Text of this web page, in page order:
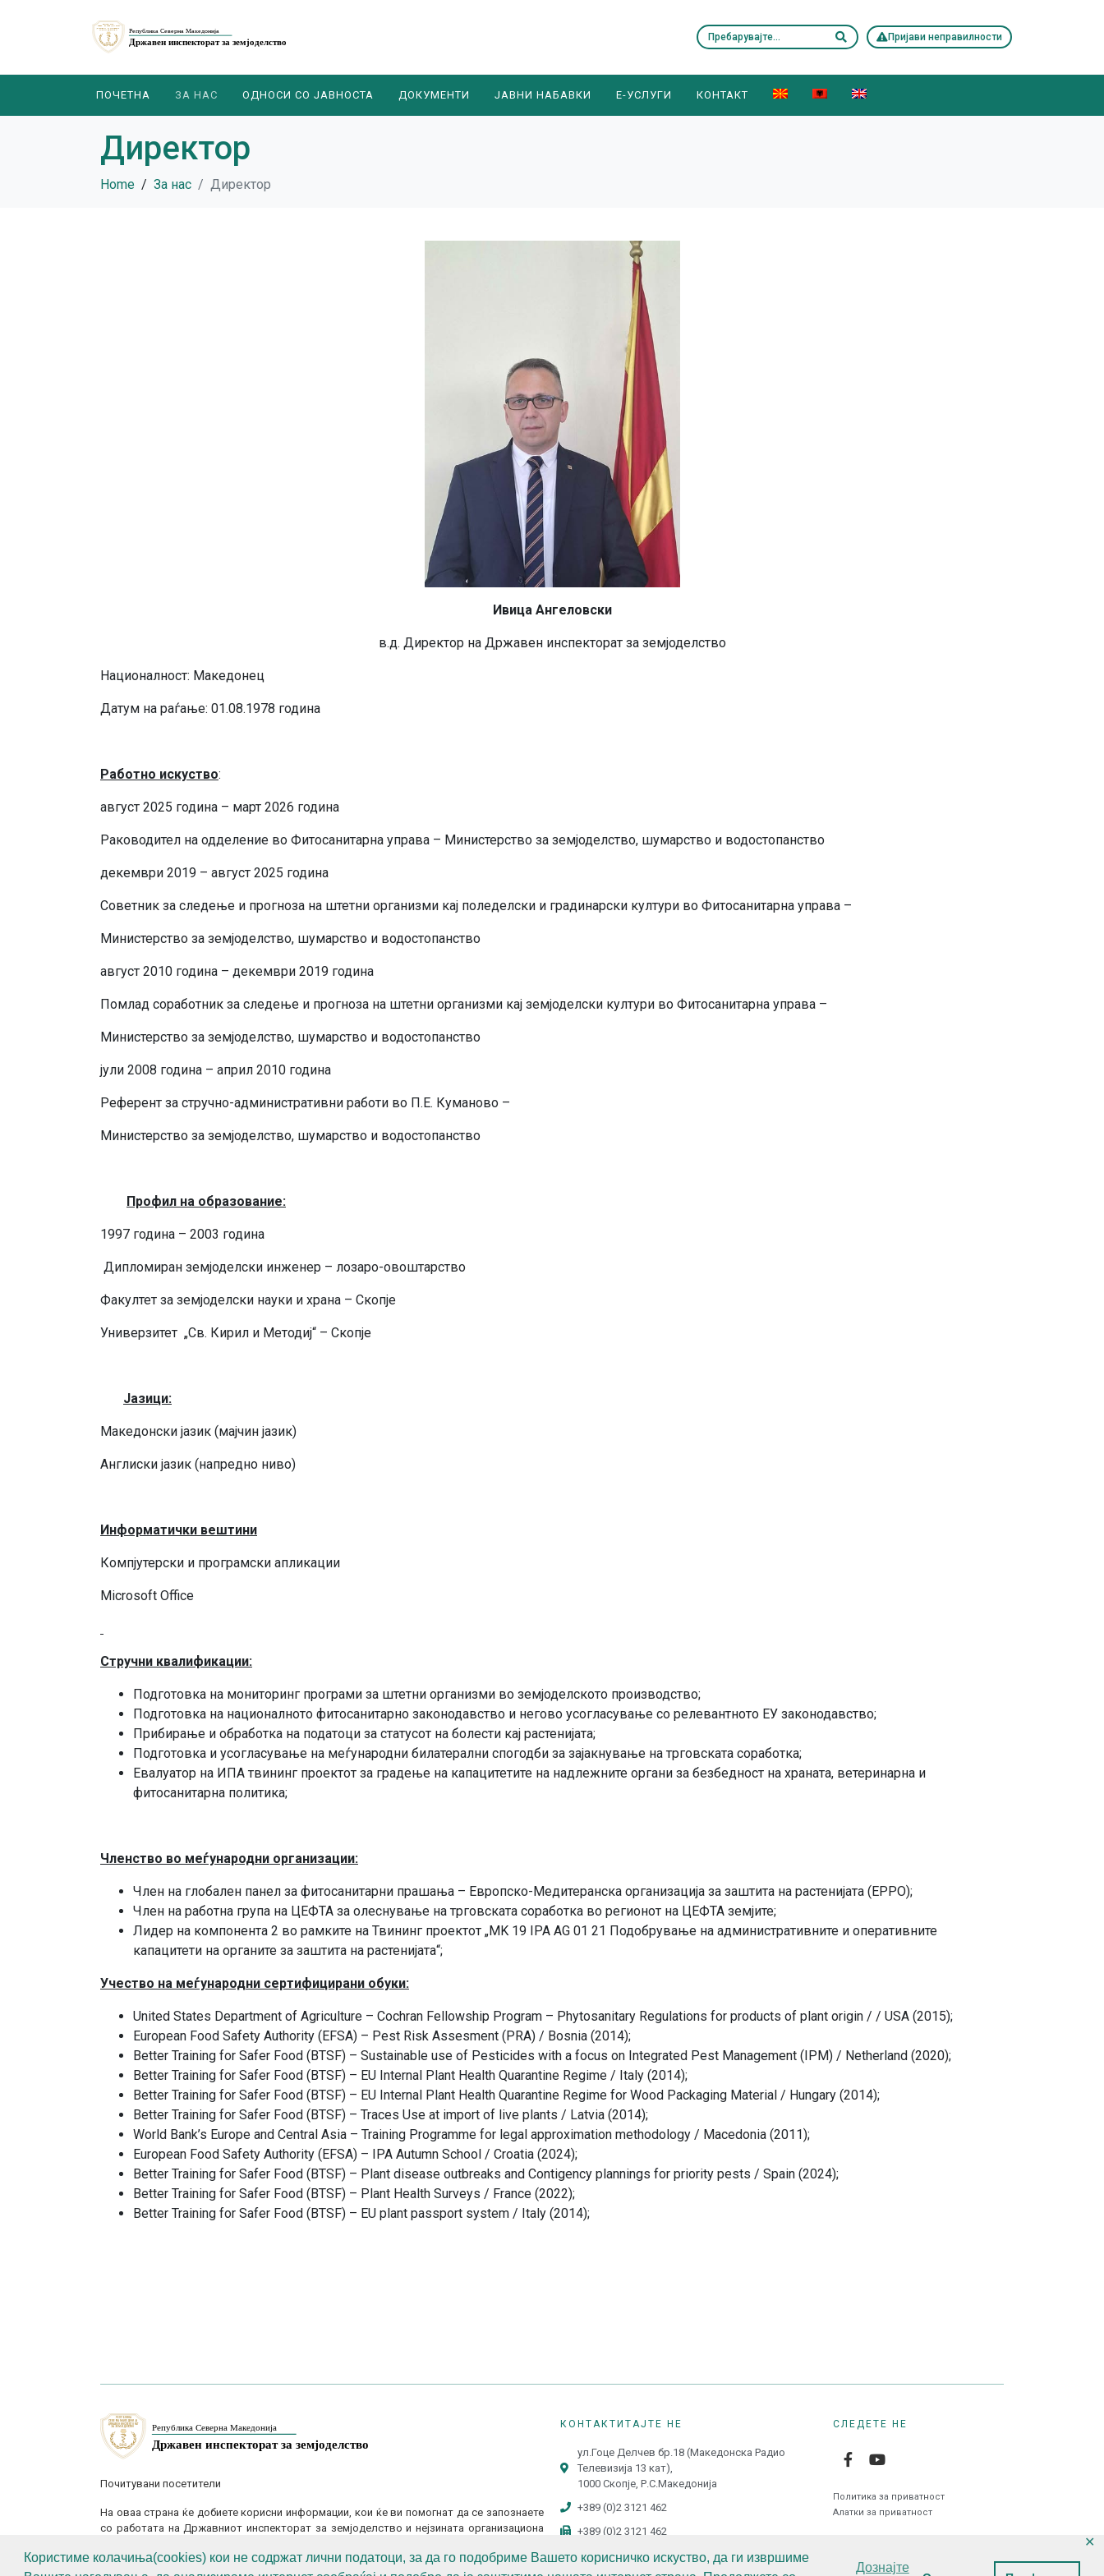
Користиме колачиња(cookies) кои не содржат лични податоци, за да го подобриме Вашето корисничко искуство, да ги извршиме
Дознајте
✕
Пријави неправилности
ПОЧЕТНА ЗА НАС ОДНОСИ СО ЈАВНОСТА ДОКУМЕНТИ ЈАВНИ НАБАВКИ E-УСЛУГИ КОНТАКТ
Директор
Home За нас Директор
Ивица Ангеловски
в.д. Директор на Државен инспекторат за земјоделство
Националност: Македонец
Датум на раѓање: 01.08.1978 година
Работно искуство:
август 2025 година – март 2026 година
Раководител на одделение во Фитосанитарна управа – Министерство за земјоделство, шумарство и водостопанство
декември 2019 – август 2025 година
Советник за следење и прогноза на штетни организми кај поледелски и градинарски култури во Фитосанитарна управа –
Министерство за земјоделство, шумарство и водостопанство
август 2010 година – декември 2019 година
Помлад соработник за следење и прогноза на штетни организми кај земјоделски култури во Фитосанитарна управа –
Министерство за земјоделство, шумарство и водостопанство
јули 2008 година – април 2010 година
Референт за стручно-административни работи во П.Е. Куманово –
Министерство за земјоделство, шумарство и водостопанство
Профил на образование:
1997 година – 2003 година
Дипломиран земјоделски инженер – лозаро-овоштарствo
Факултет за земјоделски науки и храна – Скопје
Универзитет „Св. Кирил и Методиј“ – Скопје
Јазици:
Македонски јазик (мајчин јазик)
Англиски јазик (напредно ниво)
Информатички вештини
Компјутерски и програмски апликации
Microsoft Office
Стручни квалификации:
Подготовка на мониторинг програми за штетни организми во земјоделското производство;
Подготовка на националното фитосанитарно законодавство и негово усогласување со релевантното ЕУ законодавство;
Прибирање и обработка на податоци за статусот на болести кај растенијата;
Подготовка и усогласување на меѓународни билатерални спогодби за зајакнување на трговската соработка;
Евалуатор на ИПА твининг проектот за градење на капацитетите на надлежните органи за безбедност на храната, ветеринарна и
фитосанитарна политика;
Членство во меѓународни организации:
Член на глобален панел за фитосанитарни прашања – Европско-Медитеранска организација за заштита на растенијата (EPPO);
Член на работна група на ЦЕФТА за олеснување на трговската соработка во регионот на ЦЕФТА земјите;
Лидер на компонента 2 во рамките на Твининг проектот „MK 19 IPA AG 01 21 Подобрување на административните и оперативните
капацитети на органите за заштита на растенијата“;
Учество на меѓународни сертифицирани обуки:
United States Department of Agriculture – Cochran Fellowship Program – Phytosanitary Regulations for products of plant origin / / USA (2015);
European Food Safety Authority (EFSA) – Pest Risk Assesment (PRA) / Bosnia (2014);
Better Training for Safer Food (BTSF) – Sustainable use of Pesticides with a focus on Integrated Pest Management (IPM) / Netherland (2020);
Better Training for Safer Food (BTSF) – EU Internal Plant Health Quarantine Regime / Italy (2014);
Better Training for Safer Food (BTSF) – EU Internal Plant Health Quarantine Regime for Wood Packaging Material / Hungary (2014);
Better Training for Safer Food (BTSF) – Traces Use at import of live plants / Latvia (2014);
World Bank’s Europe and Central Asia – Training Programme for legal approximation methodology / Macedonia (2011);
European Food Safety Authority (EFSA) – IPA Autumn School / Croatia (2024);
Better Training for Safer Food (BTSF) – Plant disease outbreaks and Contigency plannings for priority pests / Spain (2024);
Better Training for Safer Food (BTSF) – Plant Health Surveys / France (2022);
Better Training for Safer Food (BTSF) – EU plant passport system / Italy (2014);
Почитувани посетители
На оваа страна ќе добиете корисни информации, кои ќе ви помогнат да се запознаете
со работата на Државниот инспекторат за земјоделство и нејзината организациона
КОНТАКТИТАЈТЕ НЕ
ул.Гоце Делчев бр.18 (Македонска Радио
Телевизија 13 кат),
1000 Скопје, Р.С.Македонија
+389 (0)2 3121 462
+389 (0)2 3121 462
diz@diz.gov.mk
СЛЕДЕТЕ НЕ
Политика за приватност
Алатки за приватност